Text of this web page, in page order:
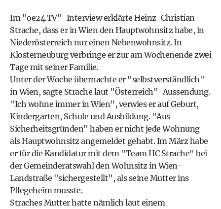
Im "oe24.TV"-Interview erklärte Heinz-Christian
Strache, dass er in Wien den Hauptwohnsitz habe, in
Niederösterreich nur einen Nebenwohnsitz. In
Klosterneuburg verbringe er zur am Wochenende zwei
Tage mit seiner Familie.
Unter der Woche übernachte er "selbstverständlich"
in Wien, sagte Strache laut "Österreich"-Aussendung.
"Ich wohne immer in Wien", verwies er auf Geburt,
Kindergarten, Schule und Ausbildung. "Aus
Sicherheitsgründen" haben er nicht jede Wohnung
als Hauptwohnsitz angemeldet gehabt. Im März habe
er für die Kandidatur mit dem "Team HC Strache" bei
der Gemeinderatswahl den Wohnsitz in Wien-
Landstraße "sichergestellt", als seine Mutter ins
Pflegeheim musste.
Straches Mutter hatte nämlich laut einem